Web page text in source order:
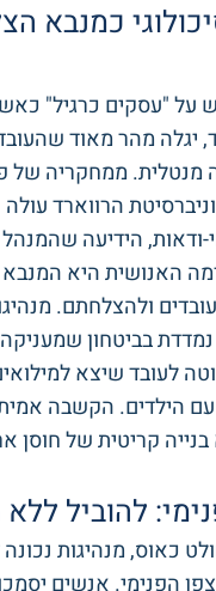
כמנבא
"עסקים כרגיל"
יגלה מהר מאוד
מנטלית. ממחקריה של
הרווארד עולה
ודאות, הידיעה
האנושית היא
ולהצלחתם.
בביטחון
לעובד שיצא
הילדים. הקשבה
קריטית של חוסן
להוביל
כאוס, מנהיגות